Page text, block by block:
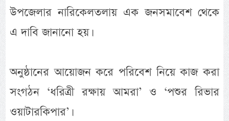
উপজেলার নারিকেলতলায় এক জনসমাবেশ থেকে
এ দাবি জানানো হয়।
অনুষ্ঠানের আয়োজন করে পরিবেশ নিয়ে কাজ করা
সংগঠন ‘ধরিত্রী রক্ষায় আমরা’ ও ‘পশুর রিভার
ওয়াটারকিপার’।